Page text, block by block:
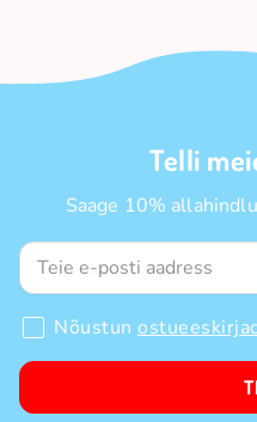
Telli
Saage 10%
Nõustun